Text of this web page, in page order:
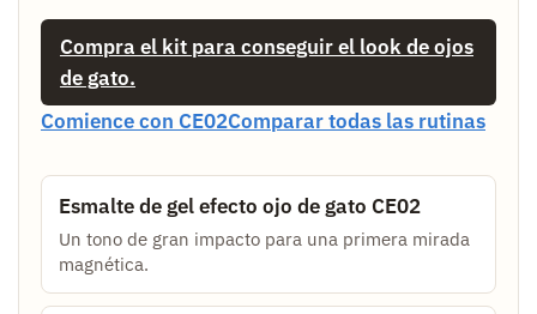
Compra el kit para conseguir el look de ojos
de gato.
Comience con CE02Comparar todas las rutinas
Esmalte de gel efecto ojo de gato CE02
Un tono de gran impacto para una primera mirada
magnética.